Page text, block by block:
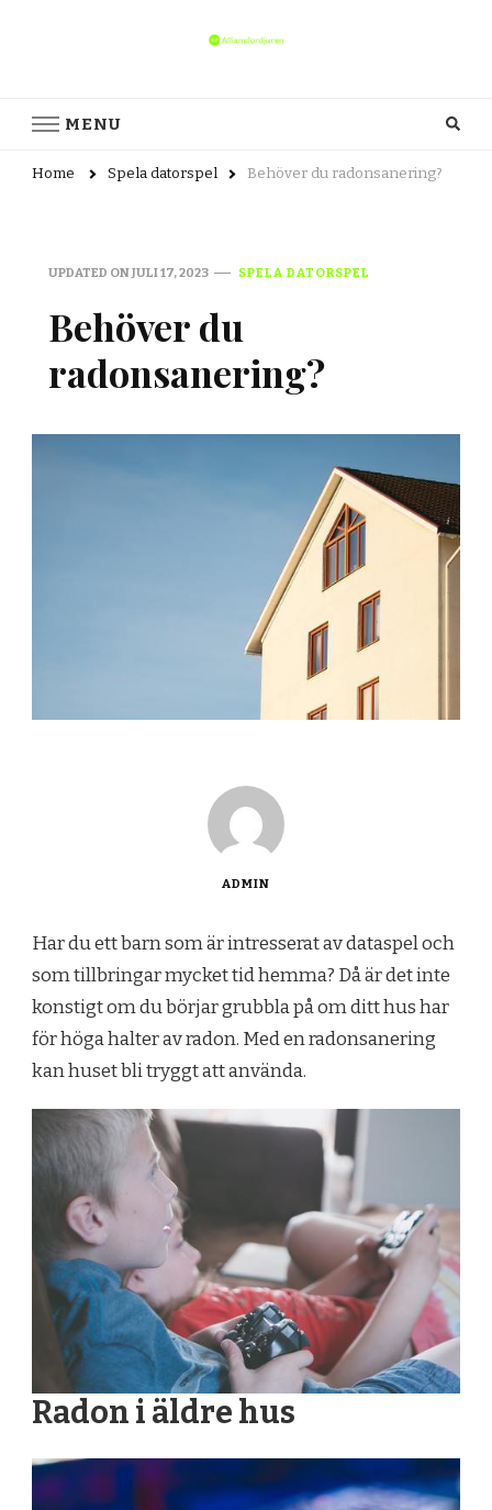
MENU
Home Spela datorspel Behöver du radonsanering?
UPDATED ONJULI 17, 2023 SPELA DATORSPEL
Behöver du
radonsanering?
ADMIN
Har du ett barn som är intresserat av dataspel och
som tillbringar mycket tid hemma? Då är det inte
konstigt om du börjar grubbla på om ditt hus har
för höga halter av radon. Med en radonsanering
kan huset bli tryggt att använda.
Radon i äldre hus